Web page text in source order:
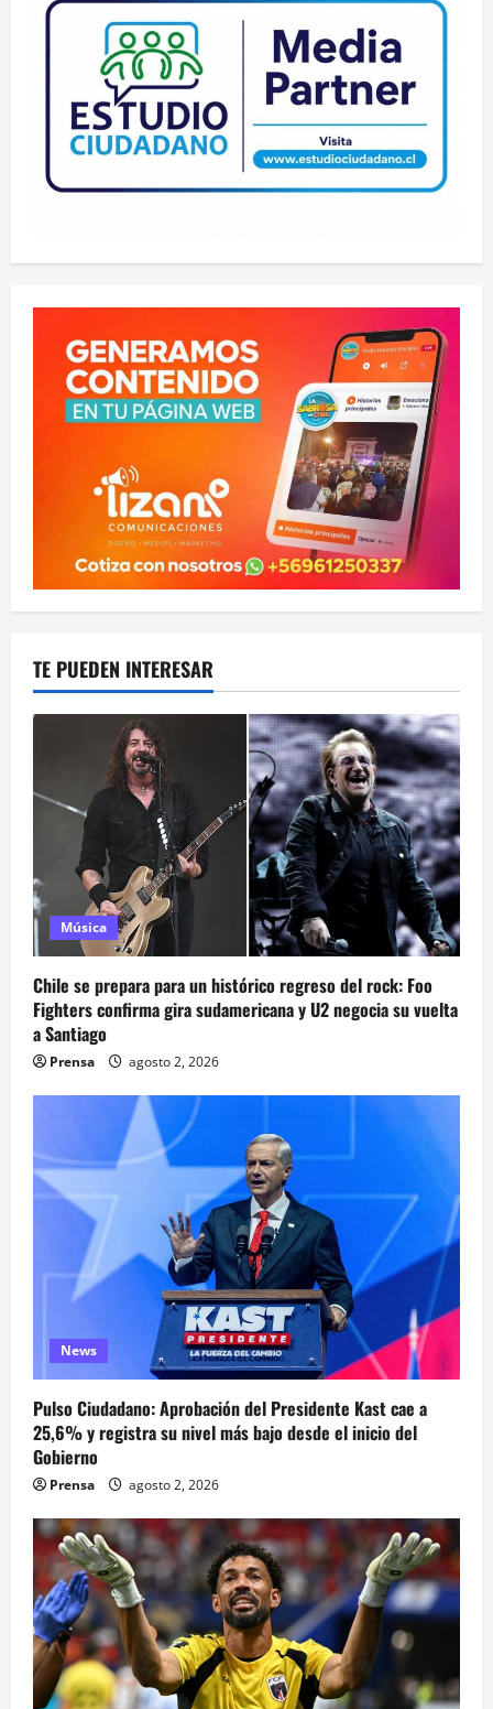
TE PUEDEN INTERESAR
Música
Chile se prepara para un histórico regreso del rock: Foo
Fighters confirma gira sudamericana y U2 negocia su vuelta
a Santiago
Prensa agosto 2, 2026
News
Pulso Ciudadano: Aprobación del Presidente Kast cae a
25,6% y registra su nivel más bajo desde el inicio del
Gobierno
Prensa agosto 2, 2026